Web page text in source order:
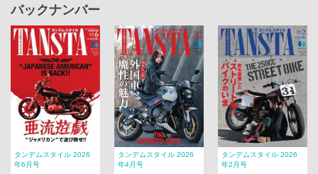
バックナンバー
タンデムスタイル 2026
年6月号
タンデムスタイル 2026
年4月号
タンデムスタイル 2026
年2月号